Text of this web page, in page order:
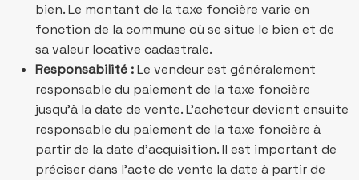
bien. Le montant de la taxe foncière varie en
fonction de la commune où se situe le bien et de
sa valeur locative cadastrale.
Responsabilité :Le vendeur est généralement
responsable du paiement de la taxe foncière
jusqu’à la date de vente. L’acheteur devient ensuite
responsable du paiement de la taxe foncière à
partir de la date d’acquisition. Il est important de
préciser dans l’acte de vente la date à partir de